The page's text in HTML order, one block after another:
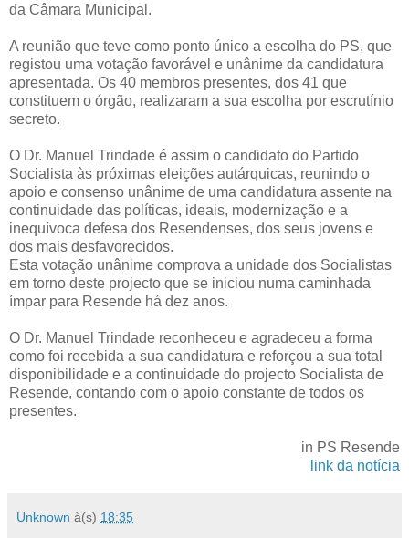
da Câmara Municipal.
A reunião que teve como ponto único a escolha do PS, que
registou uma votação favorável e unânime da candidatura
apresentada. Os 40 membros presentes, dos 41 que
constituem o órgão, realizaram a sua escolha por escrutínio
secreto.
O Dr. Manuel Trindade é assim o candidato do Partido
Socialista às próximas eleições autárquicas, reunindo o
apoio e consenso unânime de uma candidatura assente na
continuidade das políticas, ideais, modernização e a
inequívoca defesa dos Resendenses, dos seus jovens e
dos mais desfavorecidos.
Esta votação unânime comprova a unidade dos Socialistas
em torno deste projecto que se iniciou numa caminhada
ímpar para Resende há dez anos.
O Dr. Manuel Trindade reconheceu e agradeceu a forma
como foi recebida a sua candidatura e reforçou a sua total
disponibilidade e a continuidade do projecto Socialista de
Resende, contando com o apoio constante de todos os
presentes.
in PS Resende
link da notícia
Unknown à(s) 18:35